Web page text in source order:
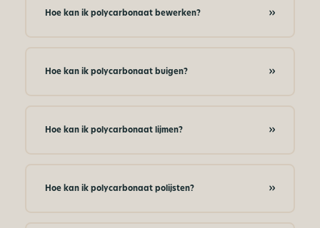
Hoe kan ik polycarbonaat bewerken?
Hoe kan ik polycarbonaat buigen?
Hoe kan ik polycarbonaat lijmen?
Hoe kan ik polycarbonaat polijsten?